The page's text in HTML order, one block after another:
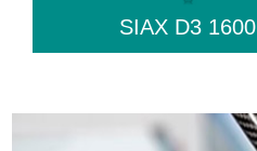
SIAX D3 1600